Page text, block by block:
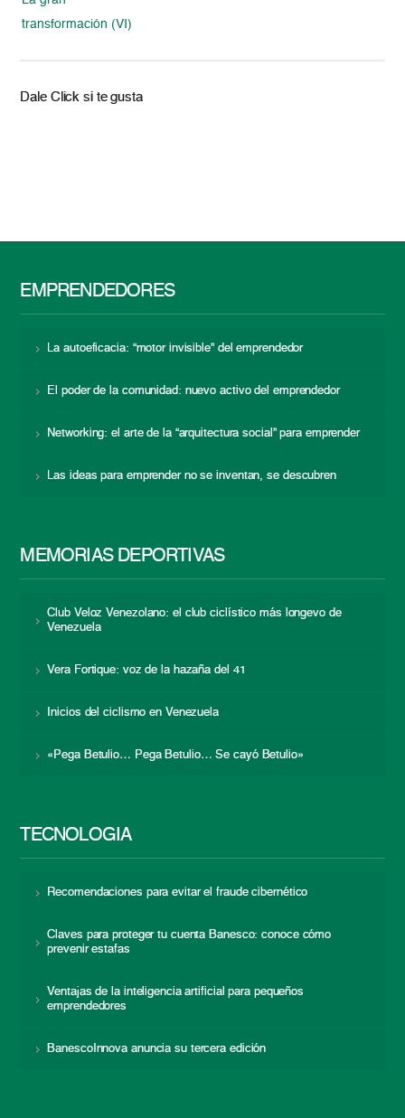
transformación (VI)
Dale Click si te gusta
EMPRENDEDORES
La autoeficacia: “motor invisible” del emprendedor
El poder de la comunidad: nuevo activo del emprendedor
Networking: el arte de la “arquitectura social” para emprender
Las ideas para emprender no se inventan, se descubren
MEMORIAS DEPORTIVAS
Club Veloz Venezolano: el club ciclístico más longevo de
Venezuela
Vera Fortique: voz de la hazaña del 41
Inicios del ciclismo en Venezuela
«Pega Betulio… Pega Betulio… Se cayó Betulio»
TECNOLOGÍA
Recomendaciones para evitar el fraude cibernético
Claves para proteger tu cuenta Banesco: conoce cómo
prevenir estafas
Ventajas de la inteligencia artificial para pequeños
emprendedores
BanescoInnova anuncia su tercera edición